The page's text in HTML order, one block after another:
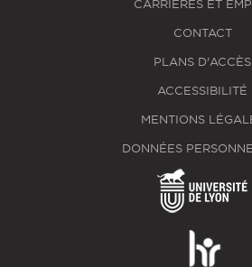
CARRIÈRES ET
CONTACT
PLANS D'ACCÈS
ACCESSIBILITÉ
MENTIONS
DONNÉES